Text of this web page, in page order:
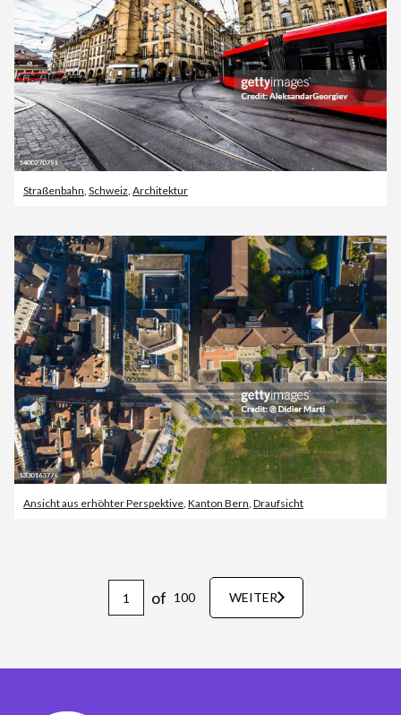
Straßenbahn Schweiz Architektur
Ansicht aus erhöhter Perspektive, Kanton Bern, Draufsicht
of 100 WEITER